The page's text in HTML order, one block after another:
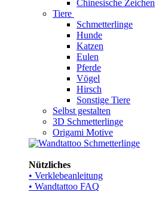
Chinesische Zeichen
Tiere
Schmetterlinge
Hunde
Katzen
Eulen
Pferde
Vögel
Hirsch
Sonstige Tiere
Selbst gestalten
3D Schmetterlinge
Origami Motive
Nützliches
• Verklebeanleitung
• Wandtattoo FAQ